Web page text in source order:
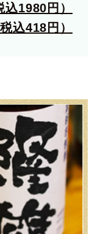
1980円）
込418円）